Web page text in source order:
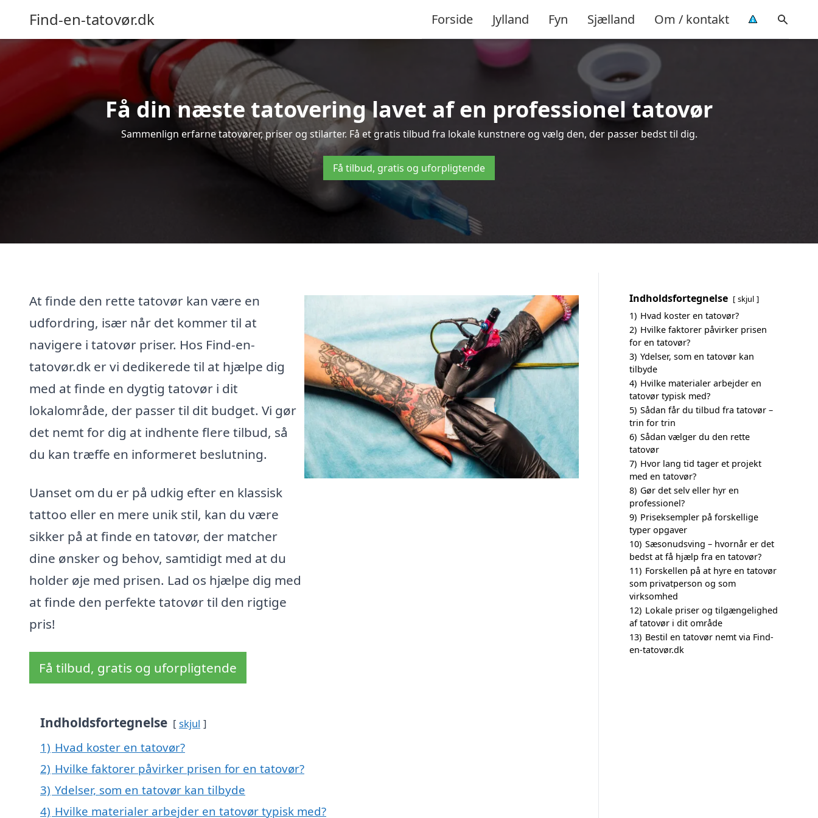
Find-en-tatovør.dk Forside Jylland Fyn Sjælland Om / kontakt
Få din næste tatovering lavet af en professionel tatovør
Sammenlign erfarne tatovører, priser og stilarter. Få et gratis tilbud fra lokale kunstnere og vælg den, der passer bedst til dig.
Få tilbud, gratis og uforpligtende
At finde den rette tatovør kan være en
udfordring, især når det kommer til at
navigere i tatovør priser. Hos Find-en-
tatovør.dk er vi dedikerede til at hjælpe dig
med at finde en dygtig tatovør i dit
lokalområde, der passer til dit budget. Vi gør
det nemt for dig at indhente flere tilbud, så
du kan træffe en informeret beslutning.
Uanset om du er på udkig efter en klassisk
tattoo eller en mere unik stil, kan du være
sikker på at finde en tatovør, der matcher
dine ønsker og behov, samtidigt med at du
holder øje med prisen. Lad os hjælpe dig med
at finde den perfekte tatovør til den rigtige
pris!
Få tilbud, gratis og uforpligtende
Indholdsfortegnelse skjul
1) Hvad koster en tatovør?
2) Hvilke faktorer påvirker prisen for en tatovør?
3) Ydelser, som en tatovør kan tilbyde
4) Hvilke materialer arbejder en tatovør typisk med?
Indholdsfortegnelse skjul
1) Hvad koster en tatovør?
2) Hvilke faktorer påvirker prisen
for en tatovør?
3) Ydelser, som en tatovør kan
tilbyde
4) Hvilke materialer arbejder en
tatovør typisk med?
5) Sådan får du tilbud fra tatovør –
trin for trin
6) Sådan vælger du den rette
tatovør
7) Hvor lang tid tager et projekt
med en tatovør?
8) Gør det selv eller hyr en
professionel?
9) Priseksempler på forskellige
typer opgaver
10) Sæsonudsving – hvornår er det
bedst at få hjælp fra en tatovør?
11) Forskellen på at hyre en tatovør
som privatperson og som
virksomhed
12) Lokale priser og tilgængelighed
af tatovør i dit område
13) Bestil en tatovør nemt via Find-
en-tatovør.dk